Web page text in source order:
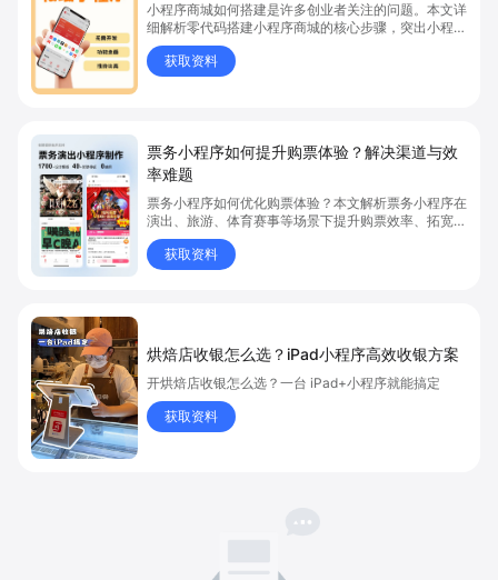
小程序商城如何搭建是许多创业者关注的问题。本文详
细解析零代码搭建小程序商城的核心步骤，突出小程序
商城、商城搭建与零代码开店优势，帮助你轻松实现商
品上架、全渠道销售及高效会员运营，快速开启线上卖
货新模式。点击获取详细操作指南！
获取资料
票务小程序如何提升购票体验？解决渠道与效
率难题
票务小程序如何优化购票体验？本文解析票务小程序在
演出、旅游、体育赛事等场景下提升购票效率、拓宽销
售渠道、实现会员精准营销的具体方式。关键词包括
“票务小程序”、“购票体验”、“购票效率”。
获取资料
烘焙店收银怎么选？iPad小程序高效收银方案
开烘焙店收银怎么选？一台 iPad+小程序就能搞定
获取资料